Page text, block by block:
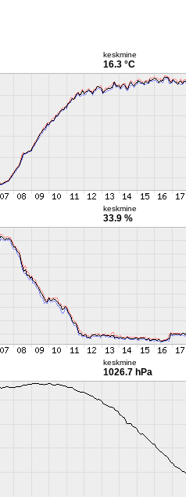
keskmine
16.3 °C
keskmine
33.9 %
keskmine
1026.7 hPa